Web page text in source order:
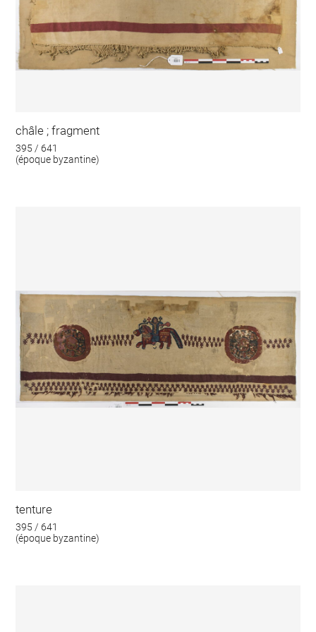
châle ; fragment
395 / 641
(époque byzantine)
tenture
395 / 641
(époque byzantine)